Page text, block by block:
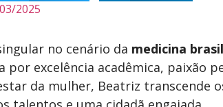
2025
no cenário da medicina
excelência acadêmica, paixão
da mulher, Beatriz transcende